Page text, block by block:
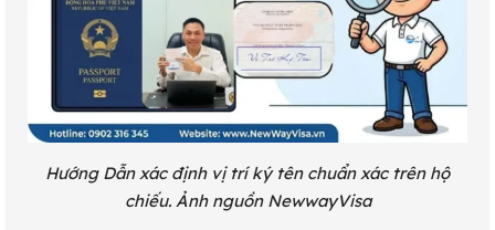
Hướng Dẫn xác định vị trí ký tên chuẩn xác trên hộ
chiếu. Ảnh nguồn NewwayVisa